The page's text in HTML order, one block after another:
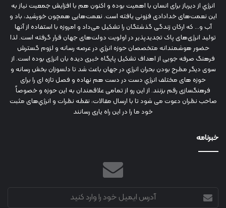
انرژي‌ از دیرباز برای انسان با اهمیت بوده و اکنون هم با افزایش جمعیت نیاز به
این نعمت‌های خدادادی فزونی یافته است. نعمت‌هایی همچون خورشید، باد و
آب و... که ارکان زندگی گذشتگان را تشکیل می‌داد و امروزه با استفاده از آنها
تولید انرژی‌های پاک تجدیدپذیر در اولویت دولت‌های جهان قرار گرفته است. لذا
حضور هوشمندانه متخصصان حوزه انرژي در عرصه رسانه و لزوم گسترش
فرهنگ صرفه جویی از اهداف تشکیل پایگاه خبری دیده بان انرژی بوده است. از
سوی دیگر مطرح بودن بحران انرژي در جهان باعث شد تا دلسوزان بخش رسانه و
حوزه های مختلف انرژي دست در دست هم نهاده و فصل تازه ای را برای
فرهنگسازی رقم بزنند. از این رو از تمامی علاقمندان به این حوزه و خصوصاً
صاحب نظران دعوت می شود تا با ارسال مقالات، نقطه نظرات و انرژي‌های مثبت
خود ما را در این راه یاری رسانند
خبرنامه
آدرس
ایمیل